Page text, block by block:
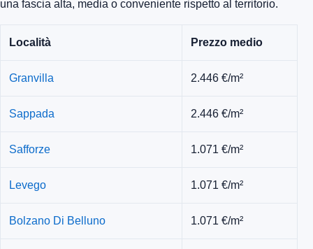
una fascia alta, media o conveniente rispetto al territorio.
Località Prezzo medio
Granvilla 2.446 €/m²
Sappada 2.446 €/m²
Safforze 1.071 €/m²
Levego 1.071 €/m²
Bolzano Di Belluno 1.071 €/m²